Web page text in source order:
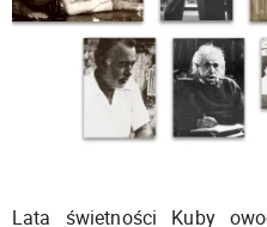
Lata świetności Kuby